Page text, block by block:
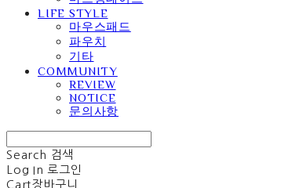
LIFE STYLE
마우스패드
파우치
기타
COMMUNITY
REVIEW
NOTICE
문의사항
Search 검색
Log In 로그인
Cart장바구니